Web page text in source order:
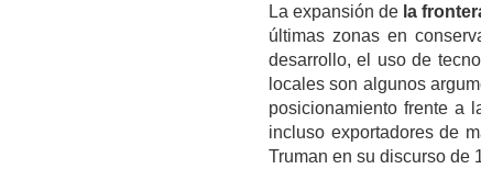
La expansión de la
últimas zonas en
desarrollo, el uso de
locales son algunos
posicionamiento frente a
incluso exportadores de
Truman en su discurso de